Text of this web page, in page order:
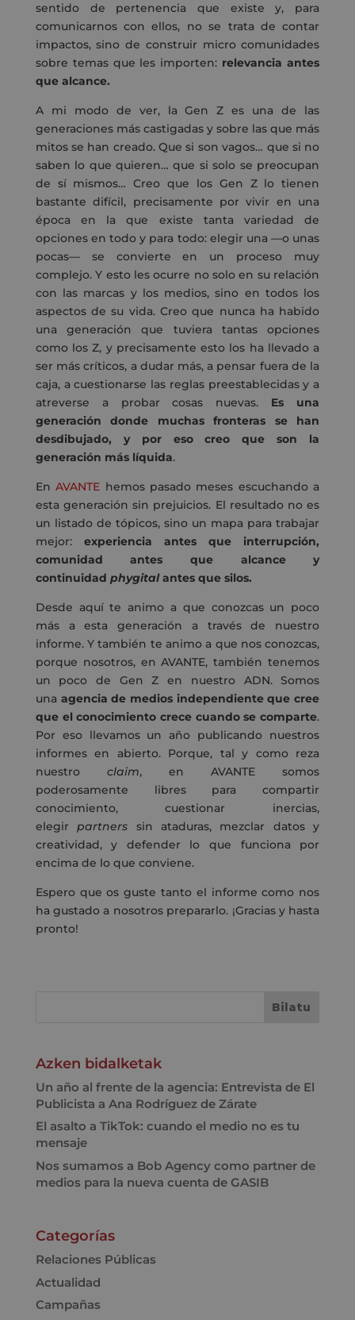
sentido de pertenencia que existe y, para
comunicarnos con ellos, no se trata de contar
impactos, sino de construir micro comunidades
sobre temas que les importen: relevancia antes
que alcance.
A mi modo de ver, la Gen Z es una de las
generaciones más castigadas y sobre las que más
mitos se han creado. Que si son vagos… que si no
saben lo que quieren… que si solo se preocupan
de sí mismos… Creo que los Gen Z lo tienen
bastante difícil, precisamente por vivir en una
época en la que existe tanta variedad de
opciones en todo y para todo: elegir una —o unas
pocas— se convierte en un proceso muy
complejo. Y esto les ocurre no solo en su relación
con las marcas y los medios, sino en todos los
aspectos de su vida. Creo que nunca ha habido
una generación que tuviera tantas opciones
como los Z, y precisamente esto los ha llevado a
ser más críticos, a dudar más, a pensar fuera de la
caja, a cuestionarse las reglas preestablecidas y a
atreverse a probar cosas nuevas.
Es una
generación donde muchas fronteras se han
desdibujado, y por eso creo que son la
generación más líquida.
En AVANTE hemos pasado meses escuchando a
esta generación sin prejuicios. El resultado no es
un listado de tópicos, sino un mapa para trabajar
mejor:
experiencia antes que interrupción,
comunidad antes que alcance y
continuidad phygital antes que silos.
Desde aquí te animo a que conozcas un poco
más a esta generación a través de nuestro
informe. Y también te animo a que nos conozcas,
porque nosotros, en AVANTE, también tenemos
un poco de Gen Z en nuestro ADN. Somos
una agencia de medios independiente que cree
que el conocimiento crece cuando se comparte.
Por eso llevamos un año publicando nuestros
informes en abierto. Porque, tal y como reza
nuestro
claim, en AVANTE somos
poderosamente libres para compartir
conocimiento, cuestionar inercias,
elegir
partners
sin ataduras, mezclar datos y
creatividad, y defender lo que funciona por
encima de lo que conviene.
Espero que os guste tanto el informe como nos
ha gustado a nosotros prepararlo. ¡Gracias y hasta
pronto!
Azken bidalketak
Un año al frente de la agencia: Entrevista de El
Publicista a Ana Rodríguez de Zárate
El asalto a TikTok: cuando el medio no es tu
mensaje
Nos sumamos a Bob Agency como partner de
medios para la nueva cuenta de GASIB
Categorías
Relaciones Públicas
Actualidad
Campañas